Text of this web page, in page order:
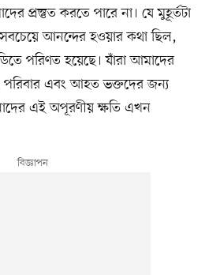
প্রস্তুত করতে পারে না। যে মুহূর্তটা
আনন্দের হওয়ার কথা ছিল,
পরিণত হয়েছে। যাঁরা আমাদের
পরিবার এবং আহত ভক্তদের জন্য
এই অপূরণীয় ক্ষতি এখন